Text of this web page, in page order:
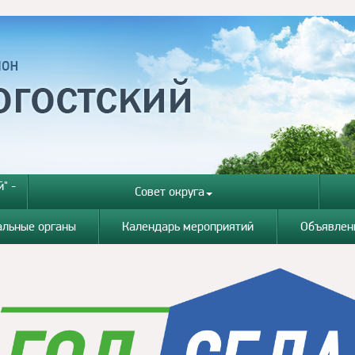
- Совет округа
органы Календарь мероприятий